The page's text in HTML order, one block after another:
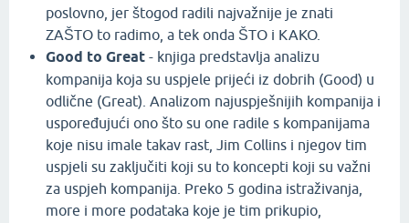
poslovno, jer štogod radili najvažnije je znati
ZAŠTO to radimo, a tek onda ŠTO i KAKO.
Good to Great - knjiga predstavlja analizu
kompanija koja su uspjele prijeći iz dobrih (Good) u
odlične (Great). Analizom najuspješnijih kompanija i
uspoređujući ono što su one radile s kompanijama
koje nisu imale takav rast, Jim Collins i njegov tim
uspjeli su zaključiti koji su to koncepti koji su važni
za uspjeh kompanija. Preko 5 godina istraživanja,
more i more podataka koje je tim prikupio,